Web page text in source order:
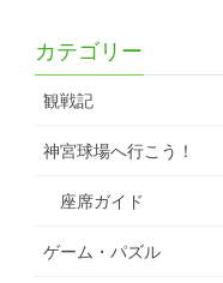
カテゴリー
観戦記
神宮球場へ行こう！
座席ガイド
ゲーム・パズル